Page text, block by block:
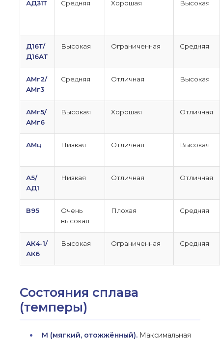
АД31Т Средняя Хорошая Высокая
Д16Т/
Д16АТ
Высокая Ограниченная Средняя
АМг2/
АМг3
Средняя Отличная Высокая
АМг5/
АМг6
Высокая Хорошая Отличная
АМц Низкая Отличная Высокая
А5/
АД1
Низкая Отличная Отличная
В95
Очень
высокая
Плохая Средняя
АК4-1/
АК6
Высокая Ограниченная Средняя
Состояния сплава
(темперы)
М (мягкий, отожжённый). Максимальная